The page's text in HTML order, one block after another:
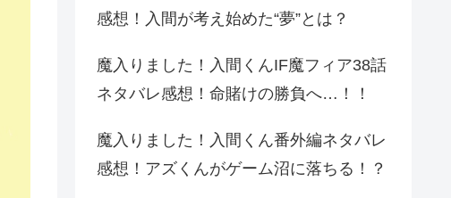
感想！入間が考え始めた“夢”とは？
魔入りました！入間くんIF魔フィア38話
ネタバレ感想！命賭けの勝負へ…！！
魔入りました！入間くん番外編ネタバレ
感想！アズくんがゲーム沼に落ちる！？